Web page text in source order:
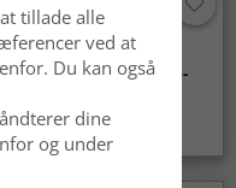
til
udendørs brug -
tillade alle
ved at
Du kan også
dine
og under